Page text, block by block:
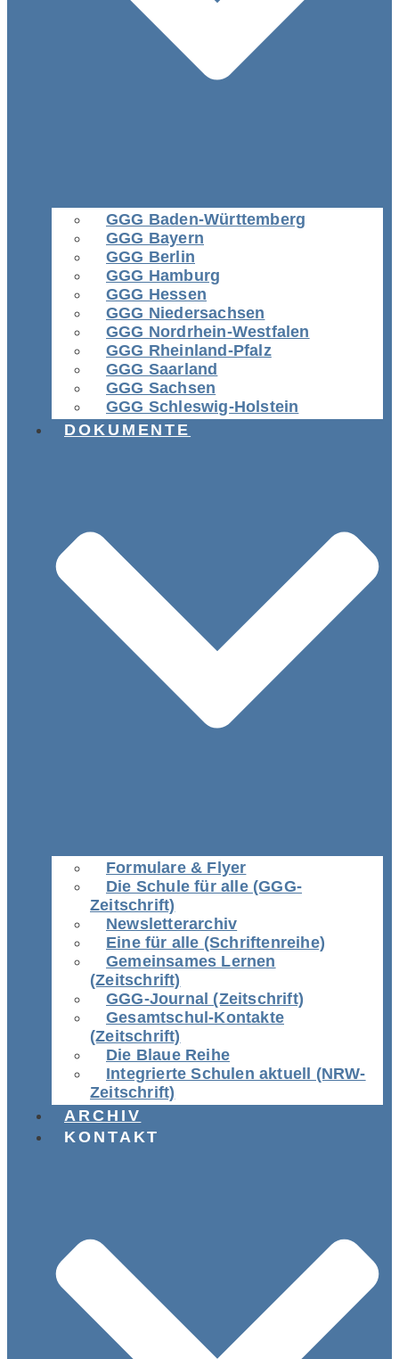
GGG Baden-Württemberg
GGG Bayern
GGG Berlin
GGG Hamburg
GGG Hessen
GGG Niedersachsen
GGG Nordrhein-Westfalen
GGG Rheinland-Pfalz
GGG Saarland
GGG Sachsen
GGG Schleswig-Holstein
DOKUMENTE
Formulare & Flyer
Die Schule für alle (GGG-
Zeitschrift)
Newsletterarchiv
Eine für alle (Schriftenreihe)
Gemeinsames Lernen
(Zeitschrift)
GGG-Journal (Zeitschrift)
Gesamtschul-Kontakte
(Zeitschrift)
Die Blaue Reihe
Integrierte Schulen aktuell (NRW-
Zeitschrift)
ARCHIV
KONTAKT